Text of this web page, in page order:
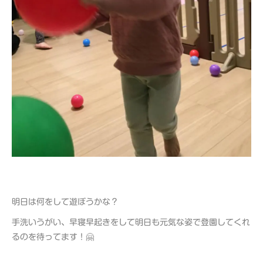
明日は何をして遊ぼうかな？
手洗いうがい、早寝早起きをして明日も元気な姿で登園してくれ
るのを待ってます！🤗